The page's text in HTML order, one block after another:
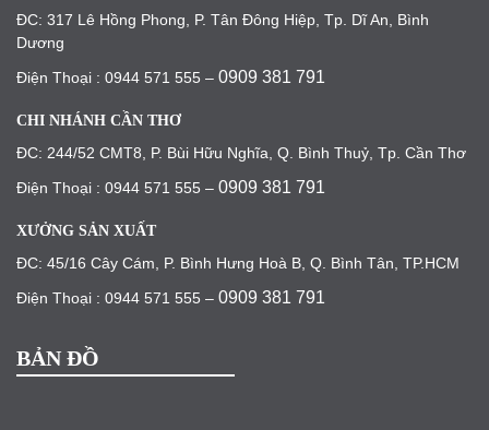
ĐC: 317 Lê Hồng Phong, P. Tân Đông Hiệp, Tp. Dĩ An, Bình
Dương
Điện Thoại : 0944 571 555 – 0909 381 791
CHI NHÁNH CẦN THƠ
ĐC: 244/52 CMT8, P. Bùi Hữu Nghĩa, Q. Bình Thuỷ, Tp. Cần Thơ
Điện Thoại : 0944 571 555 – 0909 381 791
XƯỞNG SẢN XUẤT
ĐC: 45/16 Cây Cám, P. Bình Hưng Hoà B, Q. Bình Tân, TP.HCM
Điện Thoại : 0944 571 555 – 0909 381 791
BẢN ĐỒ